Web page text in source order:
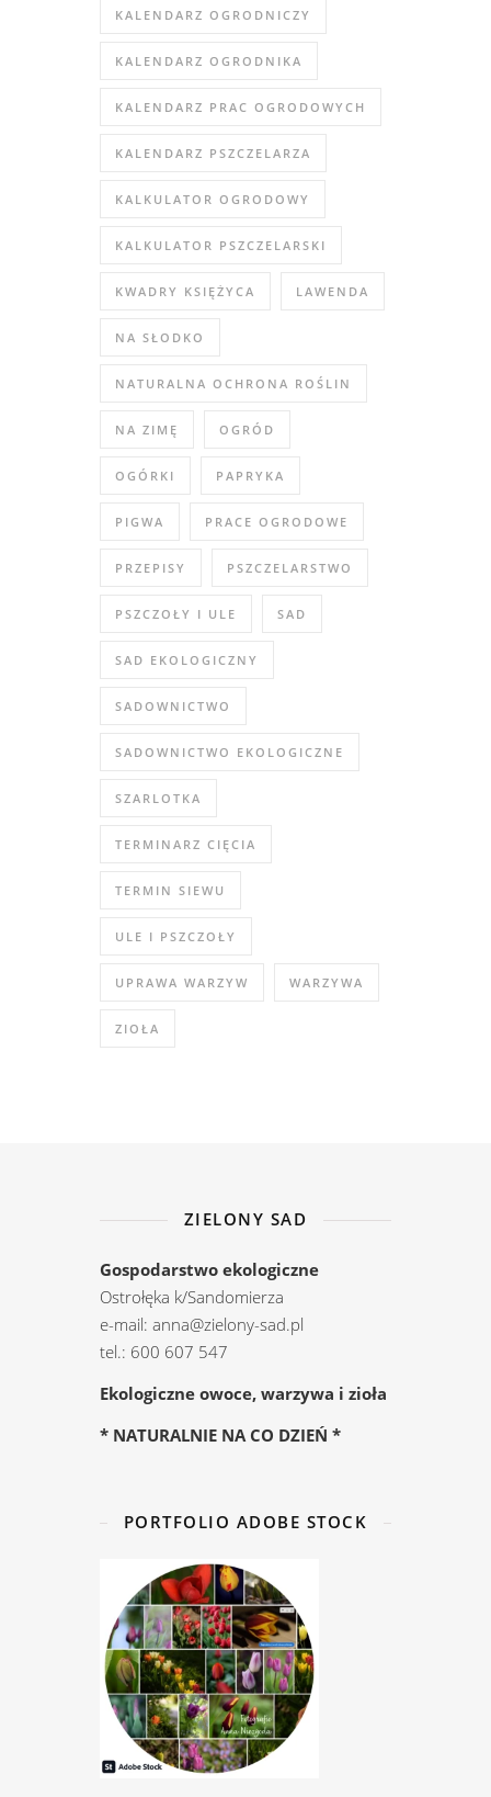
KALENDARZ OGRODNICZY
KALENDARZ OGRODNIKA
KALENDARZ PRAC OGRODOWYCH
KALENDARZ PSZCZELARZA
KALKULATOR OGRODOWY
KALKULATOR PSZCZELARSKI
KWADRY KSIĘŻYCA LAWENDA
NA SŁODKO
NATURALNA OCHRONA ROŚLIN
NA ZIMĘ OGRÓD
OGÓRKI PAPRYKA
PIGWA PRACE OGRODOWE
PRZEPISY PSZCZELARSTWO
PSZCZOŁY I ULE SAD
SAD EKOLOGICZNY
SADOWNICTWO
SADOWNICTWO EKOLOGICZNE
SZARLOTKA
TERMINARZ CIĘCIA
TERMIN SIEWU
ULE I PSZCZOŁY
UPRAWA WARZYW WARZYWA
ZIOŁA
ZIELONY SAD
Gospodarstwo ekologiczne
Ostrołęka k/Sandomierza
e-mail: anna@zielony-sad.pl
tel.: 600 607 547
Ekologiczne owoce, warzywa i zioła
* NATURALNIE NA CO DZIEŃ *
PORTFOLIO ADOBE STOCK